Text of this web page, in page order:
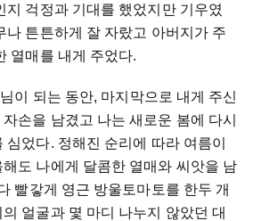
지 걱정과 기대를 했었지만 기우였
나 튼튼하게 잘 자랐고 아버지가 주
열매를 내게 주었다.
이 되는 동안, 마지막으로 내게 주신
손을 남겼고 나는 새로운 봄에 다시
심었다. 정해진 순리에 따라 여름이
도 나에게 달콤한 열매와 씨앗을 남
빨갛게 영근 방울토마토를 한두 개
얼굴과 몇 마디 나누지 않았던 대